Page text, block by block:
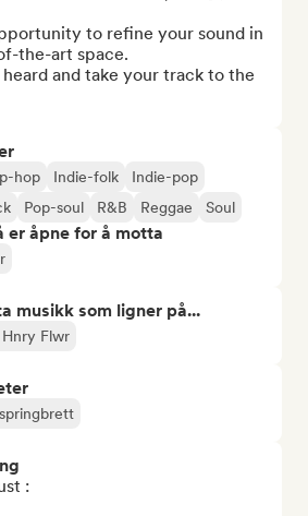
to refine your sound in
the-art space.
and take your track to the
hop Indie-folk
Indie-pop
Pop-soul R&B Reggae Soul
er åpne for å motta
musikk som ligner på...
Hnry Flwr
: